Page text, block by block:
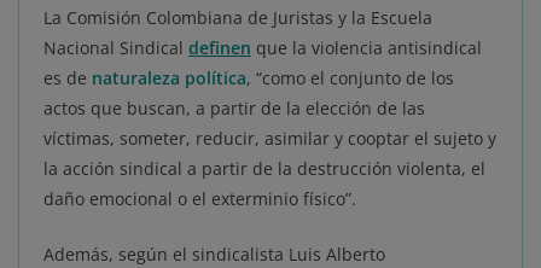
La Comisión Colombiana de Juristas y la Escuela
Nacional Sindical definen que la violencia antisindical
es de naturaleza política, “como el conjunto de los
actos que buscan, a partir de la elección de las
víctimas, someter, reducir, asimilar y cooptar el sujeto y
la acción sindical a partir de la destrucción violenta, el
daño emocional o el exterminio físico”.
Además, según el sindicalista Luis Alberto